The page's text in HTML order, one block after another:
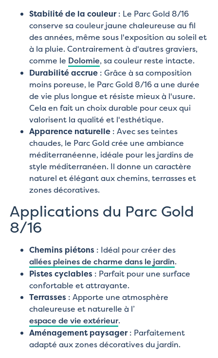
Stabilité de la couleur: Le Parc Gold 8/16
conserve sa couleur jaune chaleureuse au fil
des années, même sous l'exposition au soleil et
à la pluie. Contrairement à d'autres graviers,
comme le Dolomie, sa couleur reste intacte.
Durabilité accrue : Grâce à sa composition
moins poreuse, le Parc Gold 8/16 a une durée
de vie plus longue et résiste mieux à l'usure.
Cela en fait un choix durable pour ceux qui
valorisent la qualité et l'esthétique.
Apparence naturelle : Avec ses teintes
chaudes, le Parc Gold crée une ambiance
méditerranéenne, idéale pour les jardins de
style méditerranéen. Il donne un caractère
naturel et élégant aux chemins, terrasses et
zones décoratives.
Applications du Parc Gold
8/16
Chemins piétons : Idéal pour créer des
allées pleines de charme dans le jardin.
Pistes cyclables : Parfait pour une surface
confortable et attrayante.
Terrasses : Apporte une atmosphère
chaleureuse et naturelle à l’
espace de vie extérieur.
Aménagement paysager: Parfaitement
adapté aux zones décoratives du jardin.